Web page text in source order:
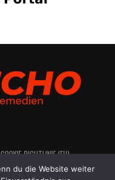
COO­KIE-RICH­T­­LI­­NIE (EU)
du die Website weiter